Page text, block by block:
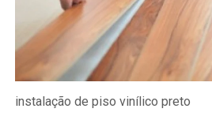
instalação de piso vinílico preto